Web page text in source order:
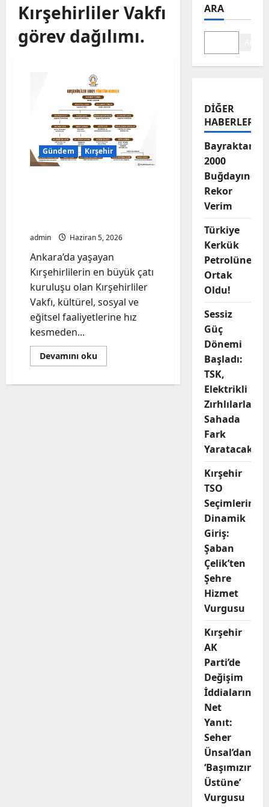
Kırşehirliler Vakfı
görev dağılımı.
Gündem Kırşehir
admin Haziran 5, 2026
Ankara’da yaşayan
Kırşehirlilerin en büyük çatı
kuruluşu olan Kırşehirliler
Vakfı, kültürel, sosyal ve
eğitsel faaliyetlerine hız
kesmeden...
Devamını okuRead
more
ARA
DIĞER
HABERLER
Bayraktar-
2000
Buğdayında
Rekor
Verim
Türkiye
Kerkük
Petrolüne
Ortak
Oldu!
Sessiz
Güç
Dönemi
Başladı:
TSK,
Elektrikli
Zırhlılarla
Sahada
Fark
Yaratacak
Kırşehir
TSO
Seçimlerine
Dinamik
Giriş:
Şaban
Çelik’ten
Şehre
Hizmet
Vurgusu
Kırşehir
AK
Parti’de
Değişim
İddialarına
Net
Yanıt:
Seher
Ünsal’dan
‘Başımızın
Üstüne’
Vurgusu